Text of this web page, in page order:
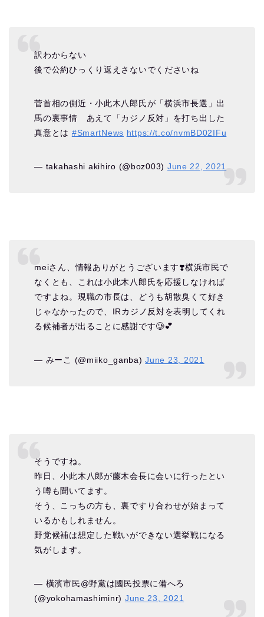
訳わからない
後で公約ひっくり返えさないでくださいね
菅首相の側近・小此木八郎氏が「横浜市長選」出
馬の裏事情 あえて「カジノ反対」を打ち出した
真意とは #SmartNews https://t.co/nvmBD02IFu
— takahashi akihiro (@boz003) June 22, 2021
meiさん、情報ありがとうございます❣️横浜市民で
なくとも、これは小此木八郎氏を応援しなければ
ですよね。現職の市長は、どうも胡散臭くて好き
じゃなかったので、IRカジノ反対を表明してくれ
る候補者が出ることに感謝です🥲💕
— みーこ (@miiko_ganba)June 23, 2021
そうですね。
昨日、小此木八郎が藤木会長に会いに行ったとい
う噂も聞いてます。
そう、こっちの方も、裏ですり合わせが始まって
いるかもしれません。
野党候補は想定した戦いができない選挙戦になる
気がします。
— 橫濱市民@野黨は國民投票に備へろ
(@yokohamashiminr) June 23, 2021